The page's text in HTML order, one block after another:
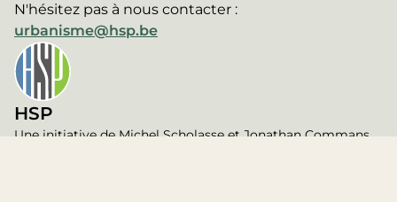
N'hésitez pas à nous contacter :
urbanisme@hsp.be
HSP
Une initiative de Michel Scholasse et Jonathan Commans,